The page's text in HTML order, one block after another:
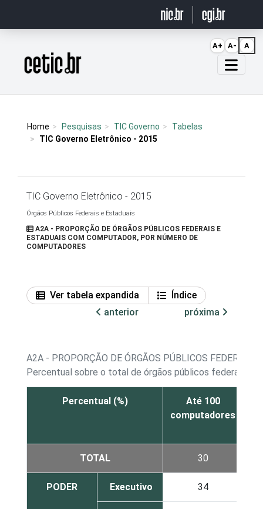
Página inicial
Home Pesquisas TIC Governo
Tabelas
TIC Governo Eletrônico - 2015
TIC Governo Eletrônico - 2015
Órgãos Públicos Federais e Estaduais
A2A - PROPORÇÃO DE ÓRGÃOS PÚBLICOS FEDERAIS E
ESTADUAIS COM COMPUTADOR, POR NÚMERO DE
COMPUTADORES
Ver tabela expandida
Índice
anterior
próxima
A2A - PROPORÇÃO DE ÓRGÃOS PÚBLICOS FEDERAIS
Percentual sobre o total de órgãos públicos federais e
Percentual (%)
Até 100
computadores
TOTAL 30
PODER Executivo 34
A+ A- A